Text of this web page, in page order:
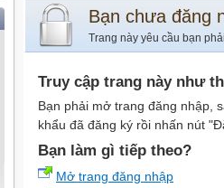
Bạn chưa đăng
Trang này yêu cầu bạn
Truy cập trang này như
Bạn phải mở trang đăng nhập,
khẩu đã đăng ký rồi nhấn nút
Bạn làm gì tiếp theo?
Mở trang đăng nhập